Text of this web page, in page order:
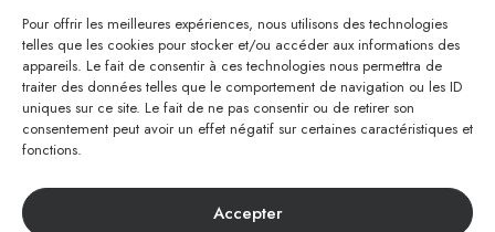
Pour offrir les meilleures expériences, nous utilisons des technologies
telles que les cookies pour stocker et/ou accéder aux informations des
appareils. Le fait de consentir à ces technologies nous permettra de
traiter des données telles que le comportement de navigation ou les ID
uniques sur ce site. Le fait de ne pas consentir ou de retirer son
consentement peut avoir un effet négatif sur certaines caractéristiques et
fonctions.
Accepter
03 87 75 67 47
Nancy
54000 Nancy